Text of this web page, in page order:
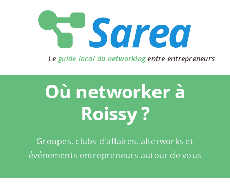
Le guide local du networkingentre entrepreneurs
Où networker à
Roissy ?
Groupes, clubs d'affaires, afterworks et
événements entrepreneurs autour de vous